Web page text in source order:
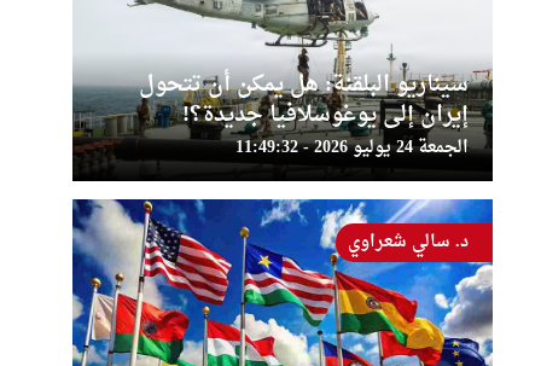
سيناريو البلقنة: هل يمكن أن تتحول
إيران إلى يوغوسلافيا جديدة؟!
الجمعة 24 يوليو 2026 - 11:49:32
د. سالي شعراوي